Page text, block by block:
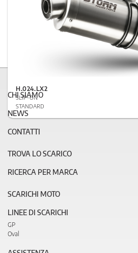
H.024.LX2
SLIP-ON
STANDARD
CHI SIAMO
NEWS
CONTATTI
TROVA LO SCARICO
RICERCA PER MARCA
SCARICHI MOTO
LINEE DI SCARICHI
GP
Oval